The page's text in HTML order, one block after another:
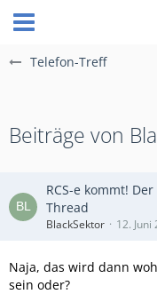
Telefon-Treff
Beiträge von
RCS-e kommt!
Thread
BlackSektor 12. Juni
Naja, das wird dann
sein oder?